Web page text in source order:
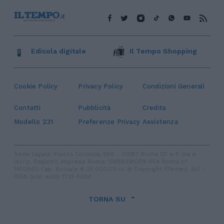
Cookie Policy Privacy Policy Condizioni Generali
Contatti Pubblicità
Credits
Modello 231
Preferenze Privacy Assistenza
Edicola digitale Il Tempo Shopping
TORNA SU